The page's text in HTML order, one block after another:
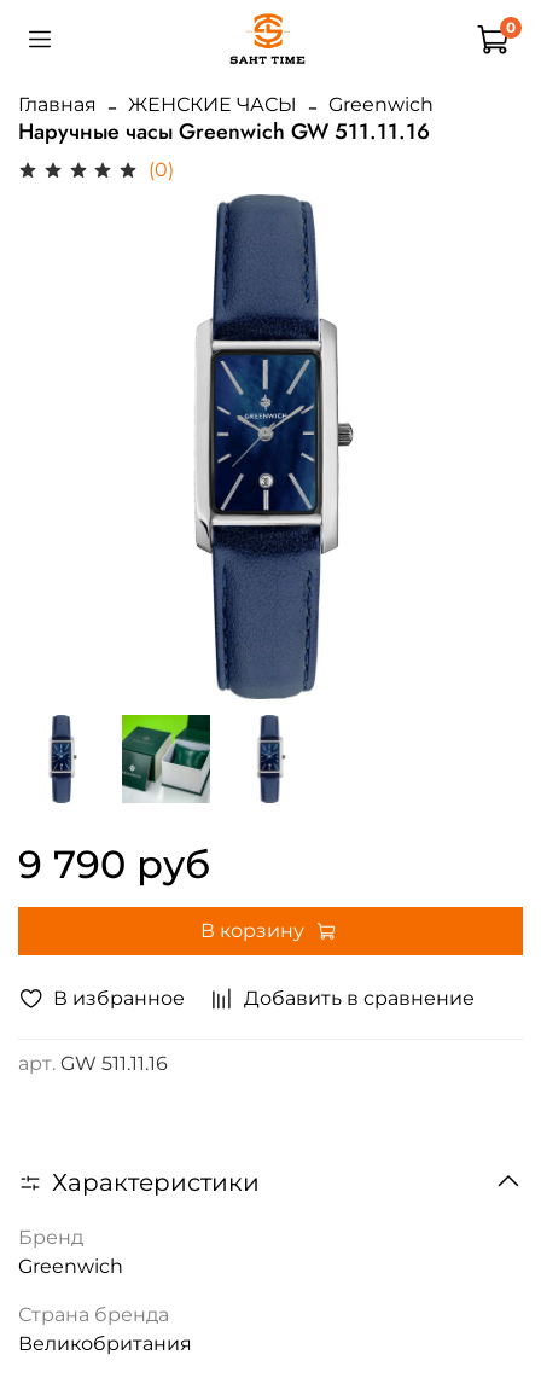
0
Главная ЖЕНСКИЕ ЧАСЫ Greenwich
Наручные часы Greenwich GW 511.11.16
(0)
В избранное Добавить в сравнение
арт. GW 511.11.16
9 790 руб
В корзину
Характеристики
Бренд
Greenwich
Страна бренда
Великобритания